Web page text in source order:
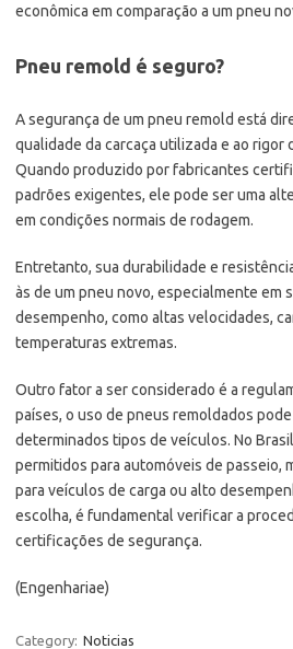
econômica em comparação a um pneu
Pneu remold é seguro?
A segurança de um pneu remold está
qualidade da carcaça utilizada e ao rigor
Quando produzido por fabricantes
padrões exigentes, ele pode ser uma
em condições normais de rodagem.
Entretanto, sua durabilidade e
às de um pneu novo, especialmente em
desempenho, como altas velocidades,
temperaturas extremas.
Outro fator a ser considerado é a
países, o uso de pneus remoldados
determinados tipos de veículos. No
permitidos para automóveis de passeio,
para veículos de carga ou alto
escolha, é fundamental verificar a
certificações de segurança.
(Engenhariae)
Category: Noticias